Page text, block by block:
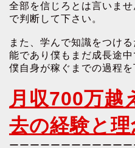
全部を信じろとは言いま
で判断して下さい。
また、学んで知識をつけ
能であり僕もまだ成長途中
僕自身が稼ぐまでの過程を
月収700万越
去の経験と理
ーーーーーーーーーーー